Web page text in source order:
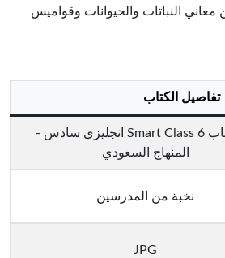
معاني النباتات والحيوانات وقواميس
تفاصيل الكتاب
حل كتاب Smart Class 6 انجليزي سادس -
المنهاج السعودي
نخبة من المدرسين
JPG